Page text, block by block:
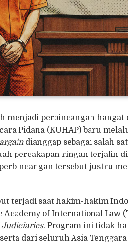
menjadi perbincangan hangat
Pidana (KUHAP) baru
dianggap sebagai salah
percakapan ringan terjalin
tersebut justru
terjadi saat hakim-hakim
Academy of International Law
Judiciaries. Program ini tidak
dari seluruh Asia